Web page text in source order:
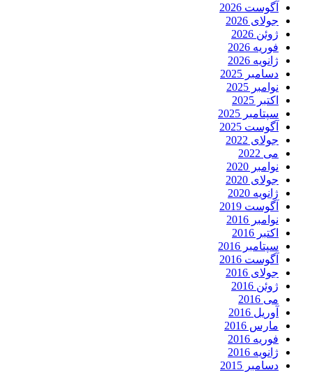
آگوست 2026
جولای 2026
ژوئن 2026
فوریه 2026
ژانویه 2026
دسامبر 2025
نوامبر 2025
اکتبر 2025
سپتامبر 2025
آگوست 2025
جولای 2022
می 2022
نوامبر 2020
جولای 2020
ژانویه 2020
آگوست 2019
نوامبر 2016
اکتبر 2016
سپتامبر 2016
آگوست 2016
جولای 2016
ژوئن 2016
می 2016
آوریل 2016
مارس 2016
فوریه 2016
ژانویه 2016
دسامبر 2015